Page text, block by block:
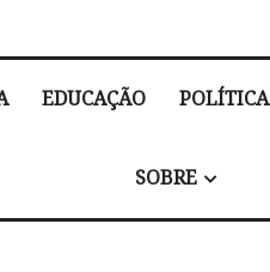
EDUCAÇÃO POLÍTICA
SOBRE